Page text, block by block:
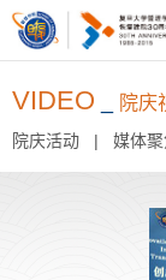
VIDEO 院庆
院庆活动 | 媒体聚